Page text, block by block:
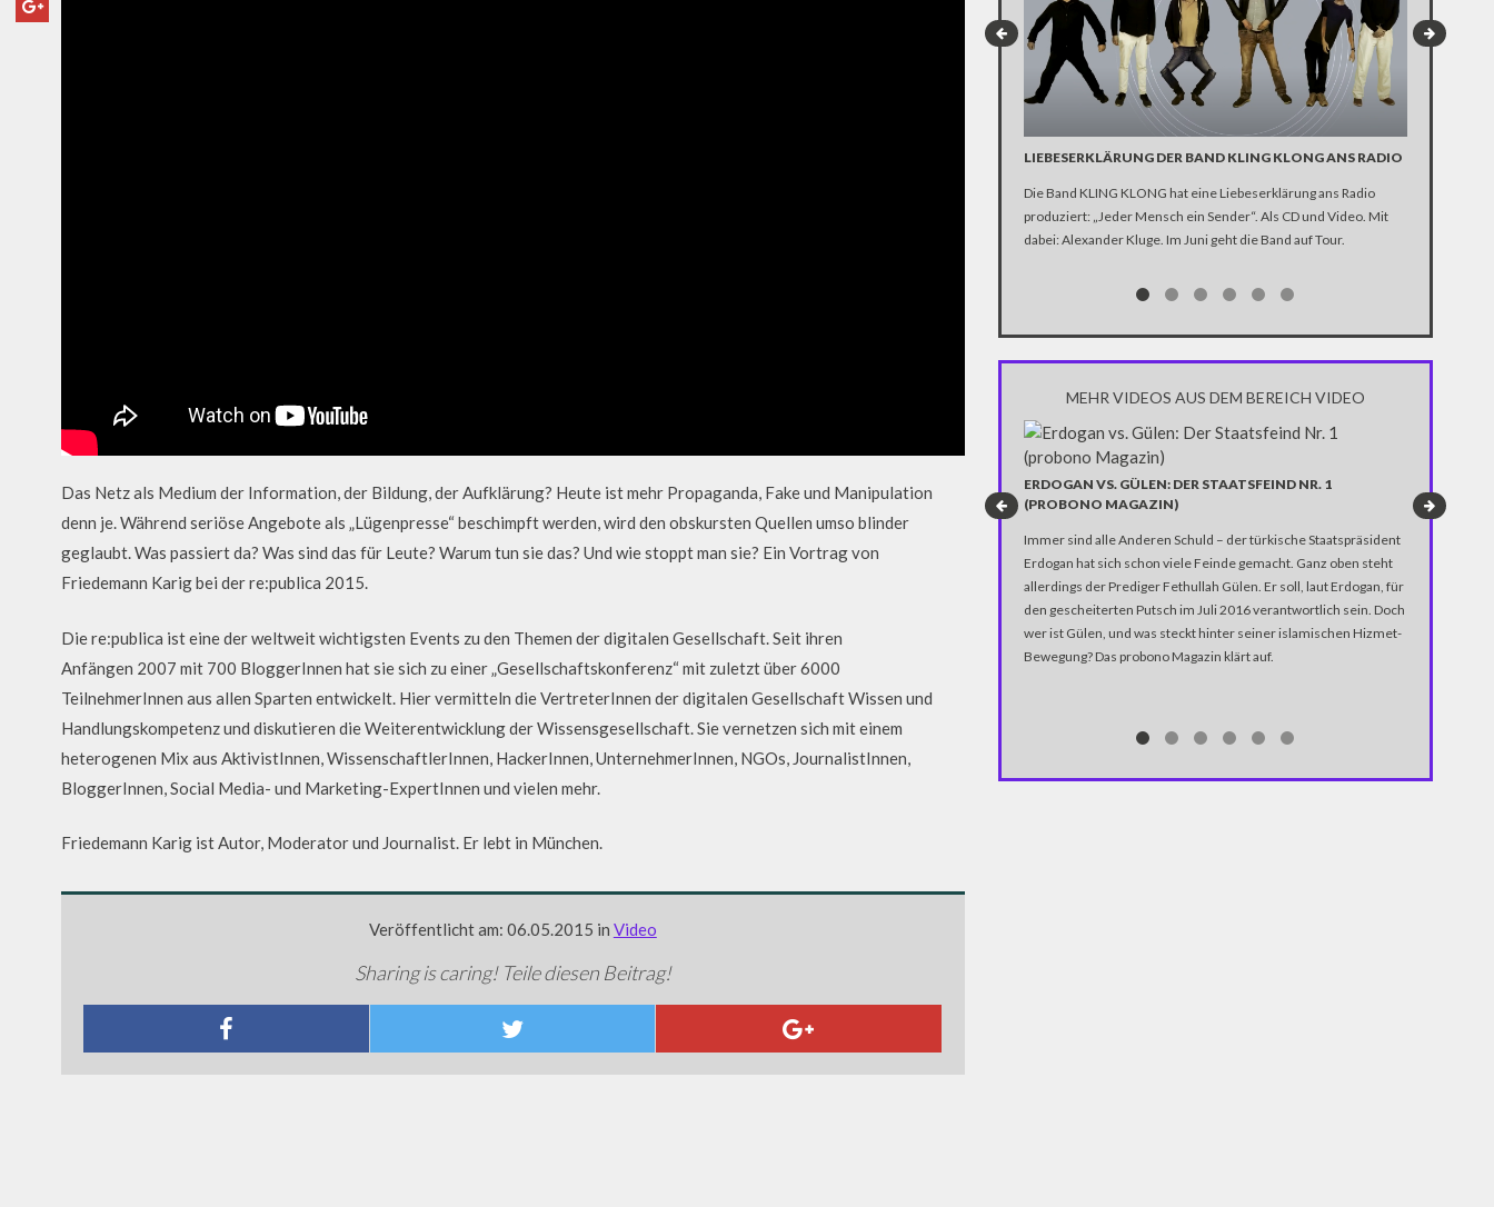
Das Netz als Medium der Information, der Bildung, der Aufklärung? Heute ist mehr Propaganda, Fake und Manipulation
denn je. Während seriöse Angebote als „Lügenpresse“ beschimpft werden, wird den obskursten Quellen umso blinder
geglaubt. Was passiert da? Was sind das für Leute? Warum tun sie das? Und wie stoppt man sie? Ein Vortrag von
Friedemann Karig bei der re:publica 2015.
Die re:publica ist eine der weltweit wichtigsten Events zu den Themen der digitalen Gesellschaft. Seit ihren
Anfängen 2007 mit 700 BloggerInnen hat sie sich zu einer „Gesellschaftskonferenz“ mit zuletzt über 6000
TeilnehmerInnen aus allen Sparten entwickelt. Hier vermitteln die VertreterInnen der digitalen Gesellschaft Wissen und
Handlungskompetenz und diskutieren die Weiterentwicklung der Wissensgesellschaft. Sie vernetzen sich mit einem
heterogenen Mix aus AktivistInnen, WissenschaftlerInnen, HackerInnen, UnternehmerInnen, NGOs, JournalistInnen,
BloggerInnen, Social Media- und Marketing-ExpertInnen und vielen mehr.
Friedemann Karig ist Autor, Moderator und Journalist. Er lebt in München.
Veröffentlicht am: 06.05.2015 in Video
Sharing is caring! Teile diesen Beitrag!
LIEBESERKLÄRUNG DER BAND KLING KLONG ANS RADIO
Die Band KLING KLONG hat eine Liebeserklärung ans Radio
produziert: „Jeder Mensch ein Sender“. Als CD und Video. Mit
dabei: Alexander Kluge. Im Juni geht die Band auf Tour.
MEHR VIDEOS AUS DEM BEREICH VIDEO
ERDOGAN VS. GÜLEN: DER STAATSFEIND NR. 1
(PROBONO MAGAZIN)
Immer sind alle Anderen Schuld – der türkische Staatspräsident
Erdogan hat sich schon viele Feinde gemacht. Ganz oben steht
allerdings der Prediger Fethullah Gülen. Er soll, laut Erdogan, für
den gescheiterten Putsch im Juli 2016 verantwortlich sein. Doch
wer ist Gülen, und was steckt hinter seiner islamischen Hizmet-
Bewegung? Das probono Magazin klärt auf.
ENTDECKT